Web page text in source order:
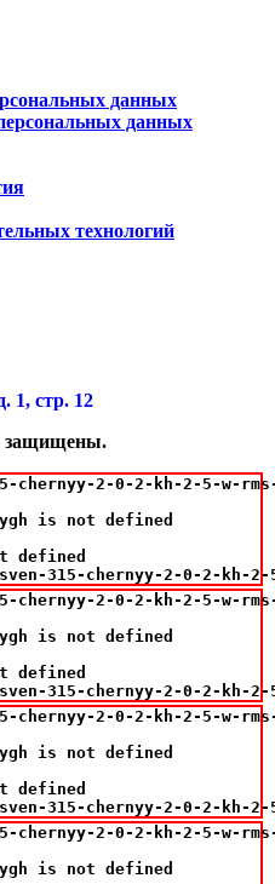
данных
данных
технологий
1, стр. 12
защищены.
2-0-2-kh-2-5-w-rms-
is not defined
defined
315-chernyy-2-0-2-kh-
2-0-2-kh-2-5-w-rms-
is not defined
defined
315-chernyy-2-0-2-kh-
2-0-2-kh-2-5-w-rms-
is not defined
defined
315-chernyy-2-0-2-kh-
2-0-2-kh-2-5-w-rms-
is not defined